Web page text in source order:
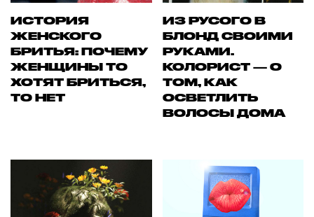
ИСТОРИЯ
ЖЕНСКОГО
БРИТЬЯ: ПОЧЕМУ
ЖЕНЩИНЫ ТО
ХОТЯТ БРИТЬСЯ,
ТО НЕТ
ИЗ РУСОГО В
БЛОНД СВОИМИ
РУКАМИ.
КОЛОРИСТ — О
ТОМ, КАК
ОСВЕТЛИТЬ
ВОЛОСЫ ДОМА